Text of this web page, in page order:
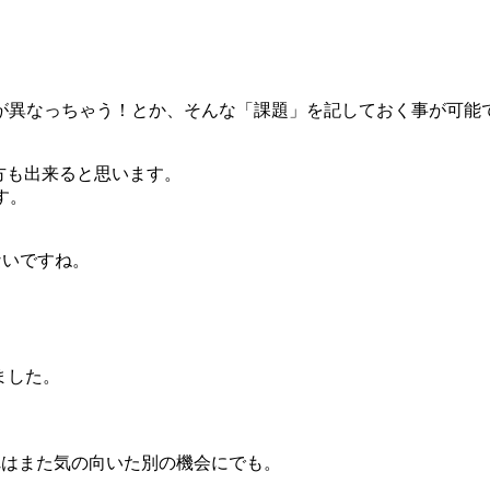
なっちゃう！とか、そんな「課題」を記しておく事が可能
出来ると思います。
ですね。
た。
また気の向いた別の機会にでも。